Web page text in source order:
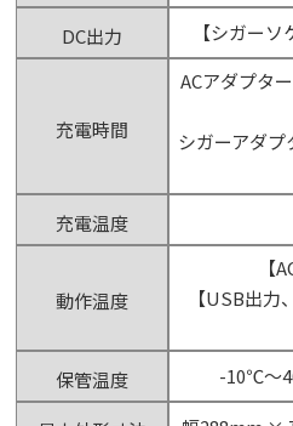
DC出力
【シガー
充電時間
ACアダプタ
シガーアダプ
充電温度
動作温度
【
【USB出
保管温度
-10℃～